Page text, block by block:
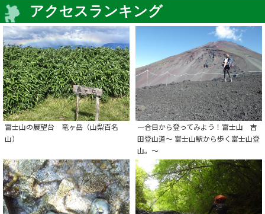
アクセスランキング
富士山の展望台 竜ヶ岳（山梨百名
山）
一合目から登ってみよう！富士山 吉
田登山道～ 富士山駅から歩く富士山登
山。～